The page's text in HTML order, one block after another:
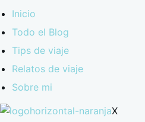
Inicio
Todo el Blog
Tips de viaje
Relatos de viaje
Sobre mi
X